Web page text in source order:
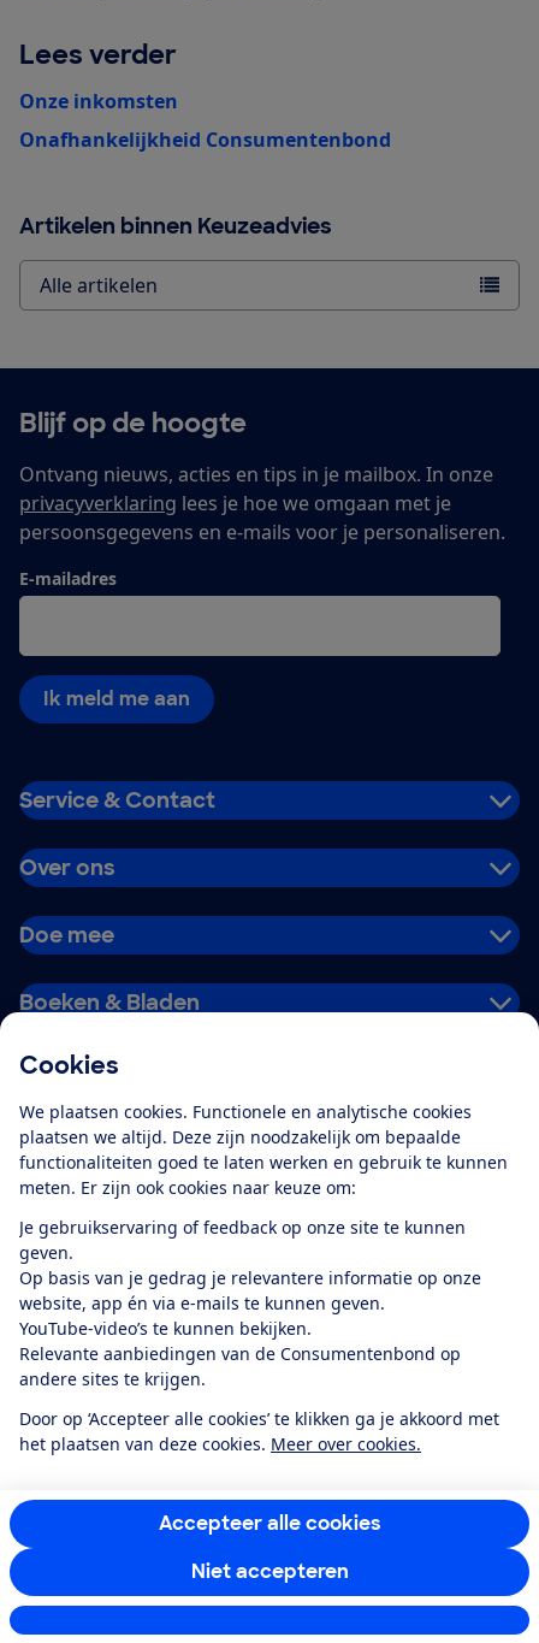
Cookies
We plaatsen cookies. Functionele en analytische cookies
plaatsen we altijd. Deze zijn noodzakelijk om bepaalde
functionaliteiten goed te laten werken en gebruik te kunnen
meten. Er zijn ook cookies naar keuze om:
Je gebruikservaring of feedback op onze site te kunnen
geven.
Op basis van je gedrag je relevantere informatie op onze
website, app én via e-mails te kunnen geven.
YouTube-video’s te kunnen bekijken.
Relevante aanbiedingen van de Consumentenbond op
andere sites te krijgen.
Door op ‘Accepteer alle cookies’ te klikken ga je akkoord met
het plaatsen van deze cookies. Meer over cookies.
Accepteer alle cookies
Niet accepteren
Lees verder
Onze inkomsten
Onafhankelijkheid Consumentenbond
Artikelen binnen Keuzeadvies
Alle artikelen
Blijf op de hoogte
Ontvang nieuws, acties en tips in je mailbox. In onze
privacyverklaring lees je hoe we omgaan met je
persoonsgegevens en e-mails voor je personaliseren.
E-mailadres
Ik meld me aan
Service & Contact
Over ons
Doe mee
Boeken & Bladen
Alles over de
app
Algemene Voorwaarden
Privacyverklaring
Cookiebeleid
Privacyvoorkeuren
Toegankelijkheid
RSS-feed nieuws
Facebook
TwitterInstagram
YoutubeLinkedIn
12.901consumentenbeoordelen de Consumentenbondmet gemiddeld